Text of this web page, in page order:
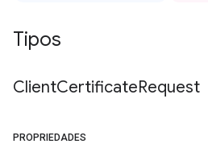
Tipos
ClientCertificateRequest
PROPRIEDADES